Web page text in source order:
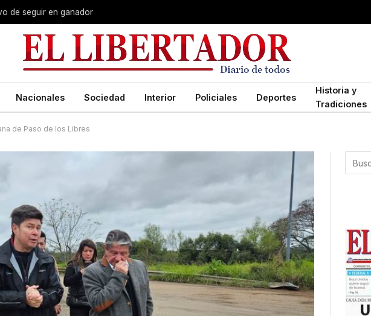
de seguir en ganador
Nacionales Sociedad Interior Policiales Deportes
Historia y
Tradiciones
de Paso de los Libres